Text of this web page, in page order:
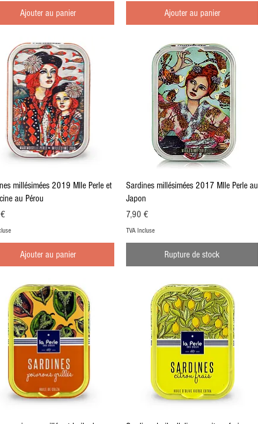
Ajouter au panier Ajouter au panier
Aperçu rapide
millésimées 2019 Mlle Perle et
au Pérou
Ajouter au panier
Aperçu rapide
Sardines millésimées 2017 Mlle Perle au
Japon
Prix
7,90 €
TVA Incluse
Rupture de stock